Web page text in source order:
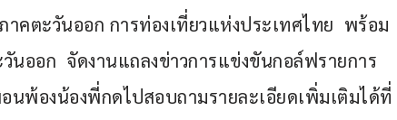
คตะวันออก การท่องเที่ยวแห่งประเทศไทย  พร้อม
ออก  จัดงานแถลงข่าวการแข่งขันกอล์ฟรายการ
พ้องน้องพี่กดไปสอบถามรายละเอียดเพิ่มเติมได้ที่